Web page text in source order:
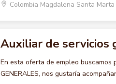
Colombia Magdalena Santa Marta
Auxiliar de servicios
En esta oferta de empleo buscamos
GENERALES, nos gustaría